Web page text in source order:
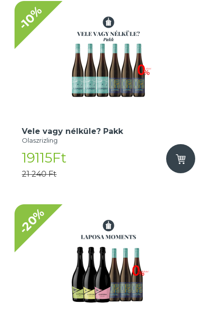
-10%
Vele vagy nélküle? Pakk
Olaszrizling
19115Ft
21 240 Ft
-20%